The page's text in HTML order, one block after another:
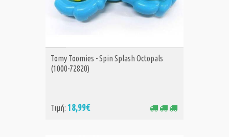
ΑΓΟΡΑ
Tomy Toomies - Spin Splash Octopals
(1000-72820)
Τιμή: 18,99€